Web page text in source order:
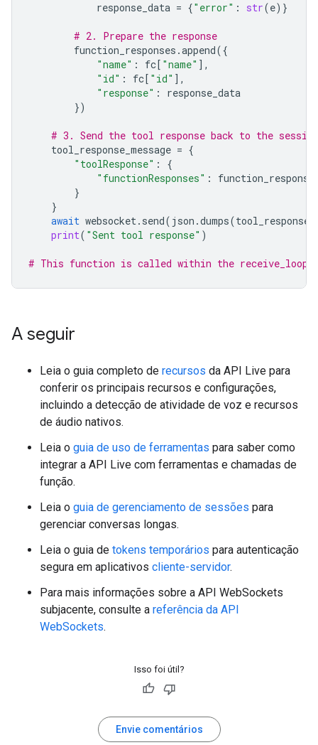
response_data = {"error" : str(e)}
# 2. Prepare the response
function_responses .append({
"name" : fc[ "name" ],
"id" : fc[ "id" ],
"response" :
response_data
})
# 3. Send the tool response back to the session
tool_response_message = {
"toolResponse" :
{
"functionResponses" :
}
}
await websocket. send( json .dumps(
print( "Sent tool response" )
# This function is called within the receive_loop
A seguir
Leia o guia completo de recursos da API Live para
conferir os principais recursos e configurações,
incluindo a detecção de atividade de voz e recursos
de áudio nativos.
Leia o guia de uso de ferramentas para saber como
integrar a API Live com ferramentas e chamadas de
função.
Leia o guia de gerenciamento de sessões para
gerenciar conversas longas.
Leia o guia de tokens temporários para autenticação
segura em aplicativos cliente-servidor.
Para mais informações sobre a API WebSockets
subjacente, consulte a referência da API
WebSockets.
Isso foi útil?
Envie comentários